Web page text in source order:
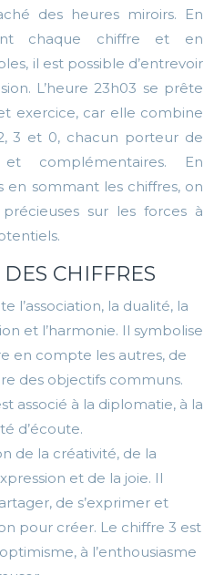
des heures miroirs. En
chaque chiffre et en
il est possible d’entrevoir
L’heure 23h03 se prête
exercice, car elle combine
3 et 0, chacun porteur de
et complémentaires. En
en sommant les chiffres, on
sur les forces à
CHIFFRES
l’association, la dualité, la
et l’harmonie. Il symbolise
en compte les autres, de
des objectifs communs.
associé à la diplomatie, à la
d’écoute.
de la créativité, de la
et de la joie. Il
de s’exprimer et
pour créer. Le chiffre 3 est
à l’enthousiasme